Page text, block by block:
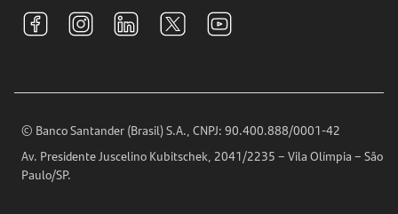
Relações com Investidores
S.A.C
Encontre nossas agências
Horários de Atendimento
Telefones
© Banco Santander (Brasil) S.A., CNPJ: 90.400.888/0001-42
Av. Presidente Juscelino Kubitschek, 2041/2235 – Vila Olímpia – São
Paulo/SP.